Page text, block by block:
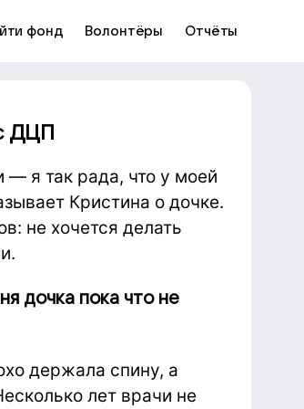
фонд Волонтёры Отчёты
ДЦП
— я так рада, что у моей
Кристина о дочке.
не хочется делать
дочка пока что не
держала спину, а
лет врачи не